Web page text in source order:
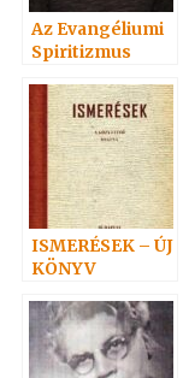
Az Evangéliumi
Spiritizmus
könyvről 2. rész
ISMERÉSEK – ÚJ
KÖNYV